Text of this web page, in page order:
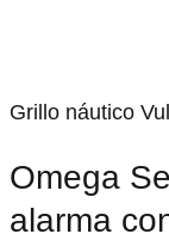
Grillo náutico
Omega
alarma